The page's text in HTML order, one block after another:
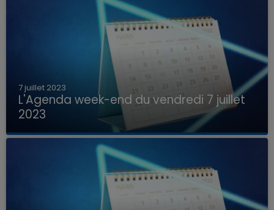
7 juillet 2023
L'Agenda week-end du vendredi 7 juillet
2023
Que faire ce week-end dans les hauts-de-
France, la Marne et les Ardennes ?